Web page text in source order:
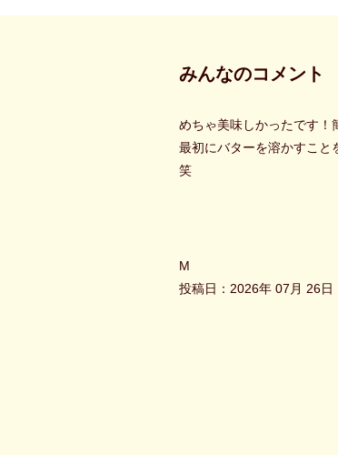
みんなのコメント
めちゃ美味しかったです！
最初にバターを溶かすこと
笑
M
投稿日：2026年 07月 26日